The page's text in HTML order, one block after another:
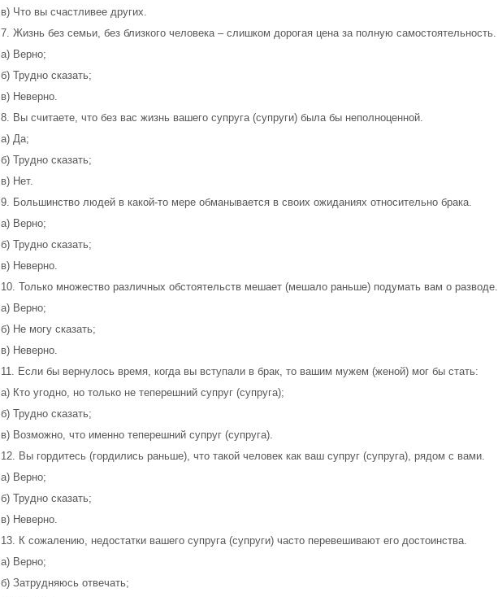
в) Что вы счастливее других.
7. Жизнь без семьи, без близкого человека – слишком дорогая цена за полную самостоятельность.
а) Верно;
б) Трудно сказать;
в) Неверно.
8. Вы считаете, что без вас жизнь вашего супруга (супруги) была бы неполноценной.
а) Да;
б) Трудно сказать;
в) Нет.
9. Большинство людей в какой-то мере обманывается в своих ожиданиях относительно брака.
а) Верно;
б) Трудно сказать;
в) Неверно.
10. Только множество различных обстоятельств мешает (мешало раньше) подумать вам о разводе.
а) Верно;
б) Не могу сказать;
в) Неверно.
11. Если бы вернулось время, когда вы вступали в брак, то вашим мужем (женой) мог бы стать:
а) Кто угодно, но только не теперешний супруг (супруга);
б) Трудно сказать;
в) Возможно, что именно теперешний супруг (супруга).
12. Вы гордитесь (гордились раньше), что такой человек как ваш супруг (супруга), рядом с вами.
а) Верно;
б) Трудно сказать;
в) Неверно.
13. К сожалению, недостатки вашего супруга (супруги) часто перевешивают его достоинства.
а) Верно;
б) Затрудняюсь отвечать;